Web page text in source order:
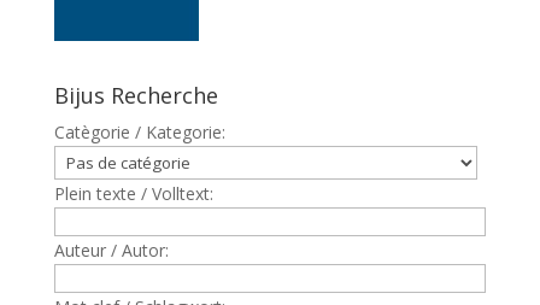
Bijus Recherche
Catègorie / Kategorie:
Plein texte / Volltext:
Auteur / Autor: